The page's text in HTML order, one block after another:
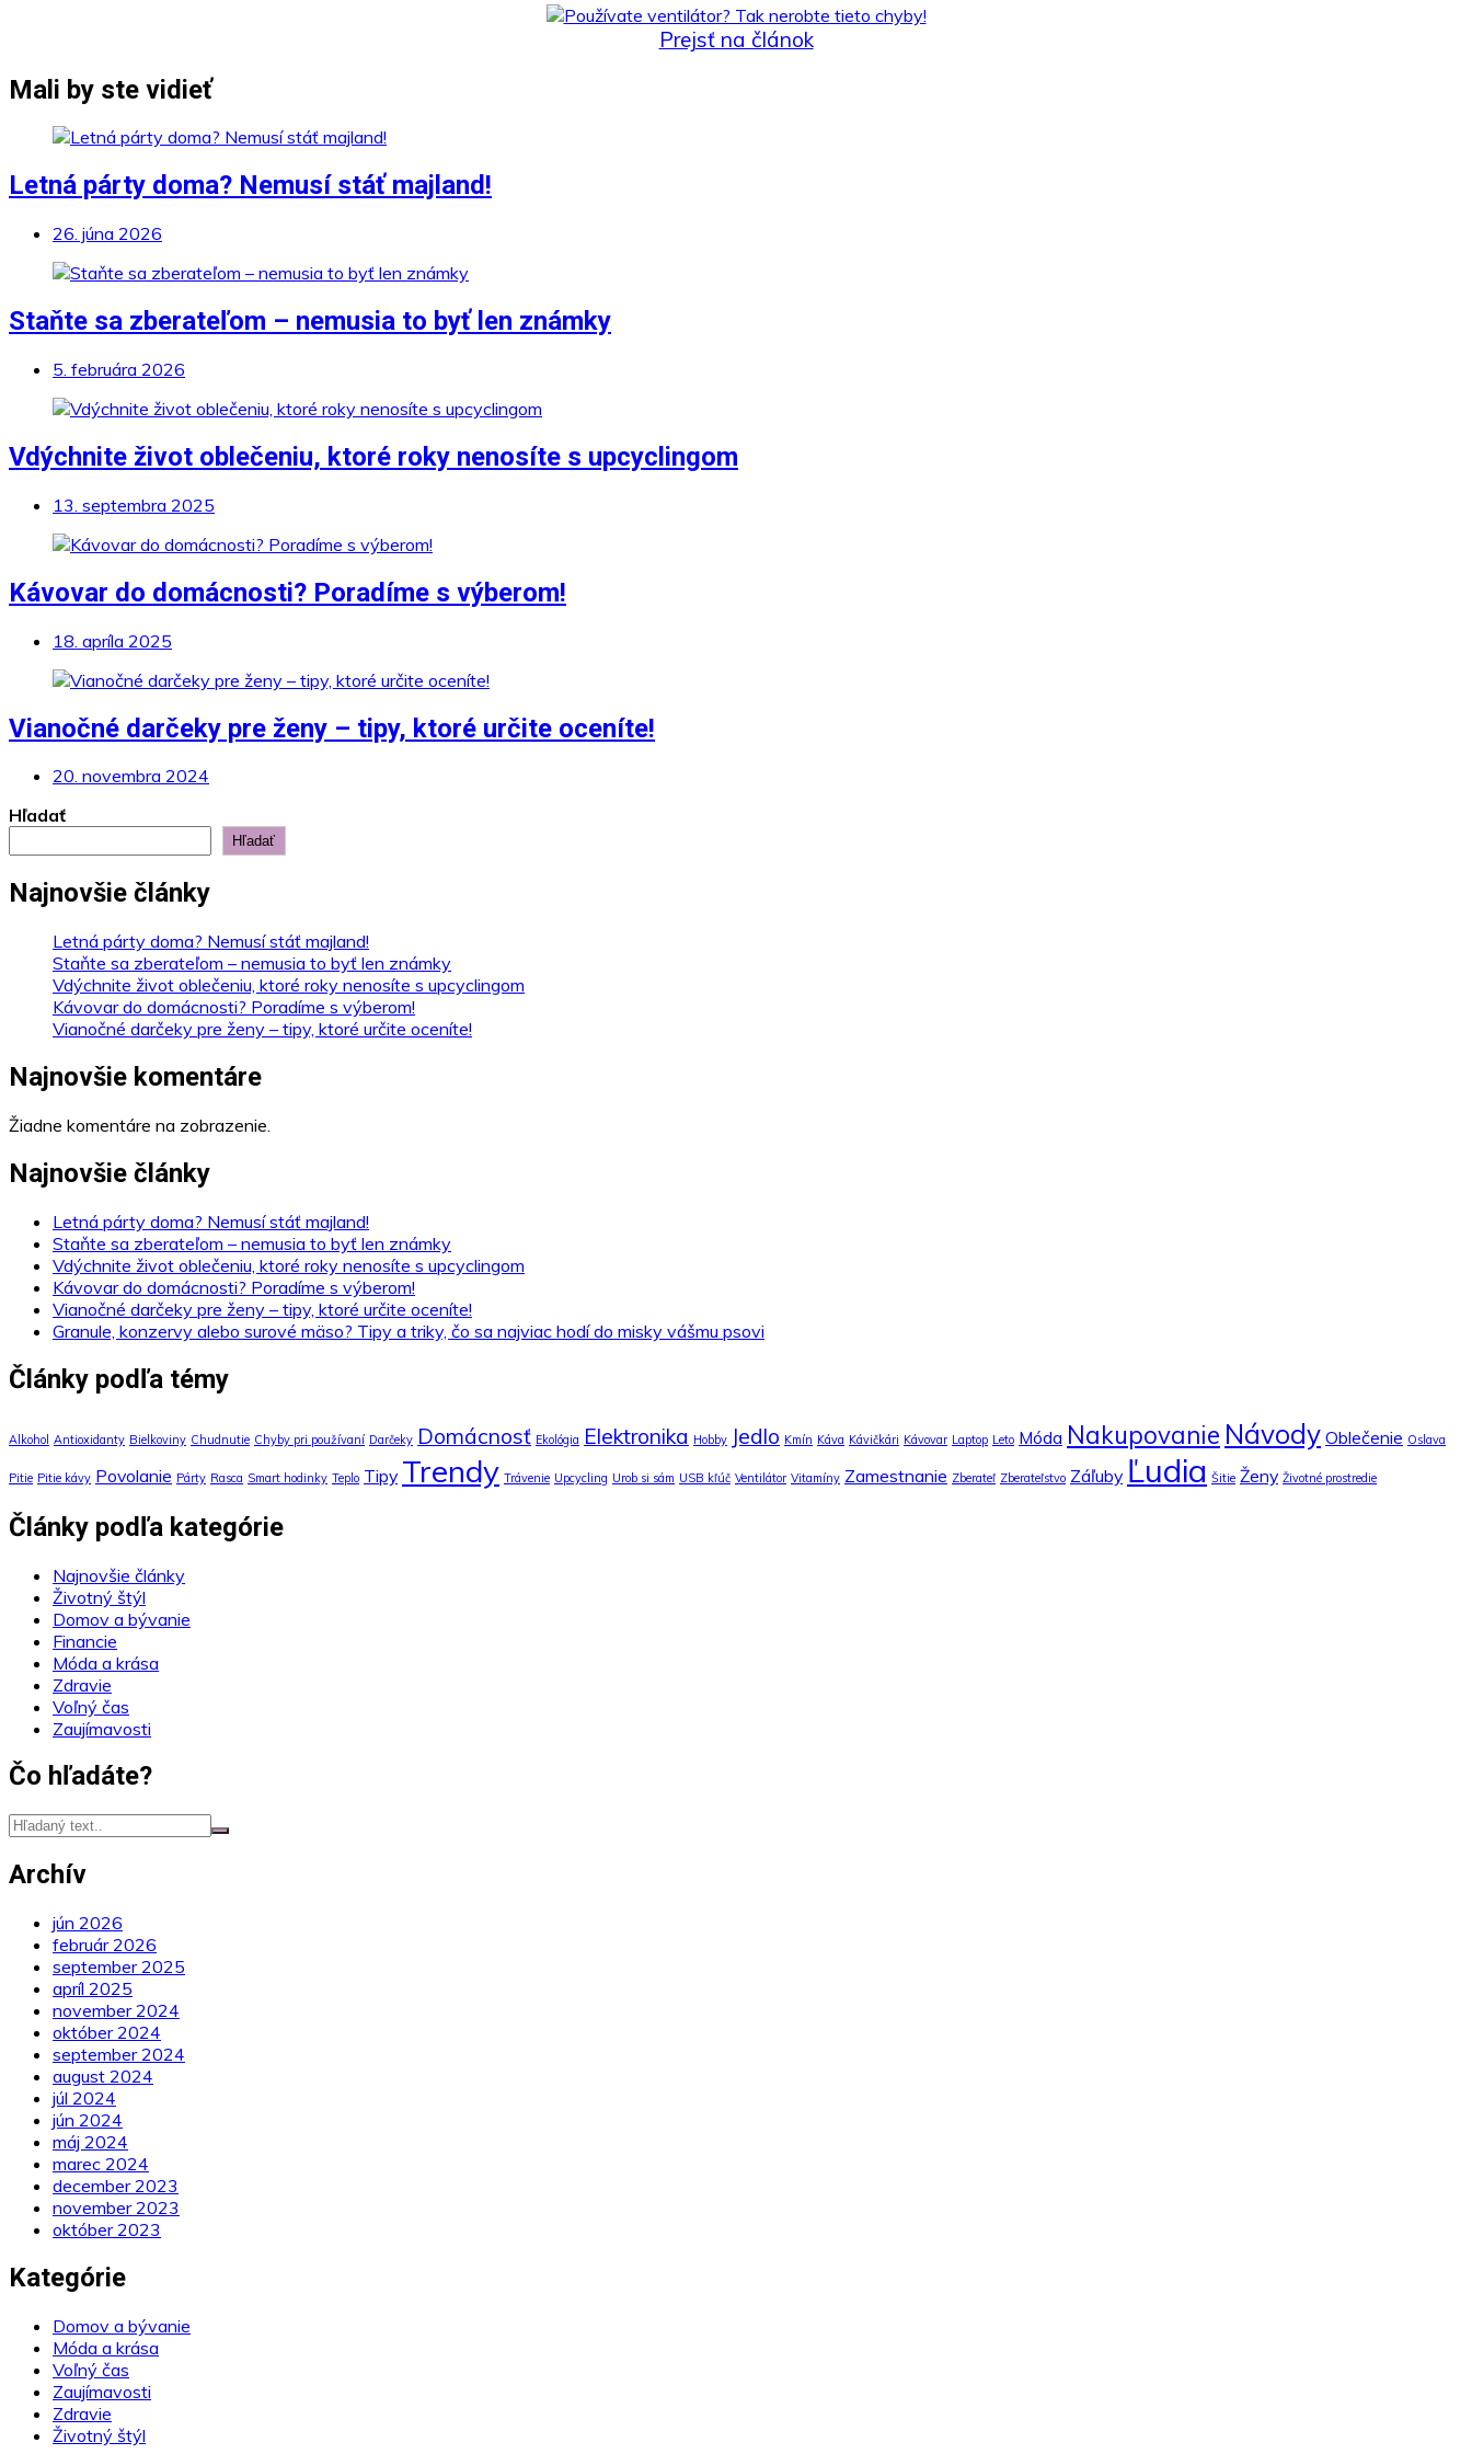
Prejsť na článok
Mali by ste vidieť
Letná párty doma? Nemusí stáť majland!
26. júna 2026
Staňte sa zberateľom – nemusia to byť len známky
5. februára 2026
Vdýchnite život oblečeniu, ktoré roky nenosíte s upcyclingom
13. septembra 2025
Kávovar do domácnosti? Poradíme s výberom!
18. apríla 2025
Vianočné darčeky pre ženy – tipy, ktoré určite oceníte!
20. novembra 2024
Hľadať
Hľadať
Najnovšie články
Letná párty doma? Nemusí stáť majland!
Staňte sa zberateľom – nemusia to byť len známky
Vdýchnite život oblečeniu, ktoré roky nenosíte s upcyclingom
Kávovar do domácnosti? Poradíme s výberom!
Vianočné darčeky pre ženy – tipy, ktoré určite oceníte!
Najnovšie komentáre
Žiadne komentáre na zobrazenie.
Najnovšie články
Letná párty doma? Nemusí stáť majland!
Staňte sa zberateľom – nemusia to byť len známky
Vdýchnite život oblečeniu, ktoré roky nenosíte s upcyclingom
Kávovar do domácnosti? Poradíme s výberom!
Vianočné darčeky pre ženy – tipy, ktoré určite oceníte!
Granule, konzervy alebo surové mäso? Tipy a triky, čo sa najviac hodí do misky vášmu psovi
Články podľa témy
Alkohol Antioxidanty Bielkoviny Chudnutie Chyby pri používaní Darčeky Domácnosť Ekológia Elektronika Hobby Jedlo Kmín Káva Kávičkári Kávovar Laptop Leto Móda Nakupovanie Návody Oblečenie Oslava
Pitie Pitie kávy Povolanie Párty Rasca Smart hodinky Teplo Tipy Trendy Trávenie Upcycling Urob si sám USB kľúč Ventilátor Vitamíny Zamestnanie Zberateľ Zberateľstvo Záľuby Ľudia Šitie Ženy Životné prostredie
Články podľa kategórie
Najnovšie články
Životný štýl
Domov a bývanie
Financie
Móda a krása
Zdravie
Voľný čas
Zaujímavosti
Čo hľadáte?
Archív
jún 2026
február 2026
september 2025
apríl 2025
november 2024
október 2024
september 2024
august 2024
júl 2024
jún 2024
máj 2024
marec 2024
december 2023
november 2023
október 2023
Kategórie
Domov a bývanie
Móda a krása
Voľný čas
Zaujímavosti
Zdravie
Životný štýl